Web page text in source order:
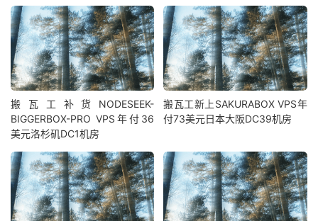
搬瓦工补货NODESEEK-
BIGGERBOX-PRO VPS年付36
美元洛杉矶DC1机房
搬瓦工新上SAKURABOX VPS年
付73美元日本大阪DC39机房